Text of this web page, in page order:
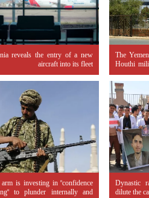
The
Houthi
reveals the entry of a new
aircraft into its fleet
Dynastic
dilute the
arm is investing in "confidence
to plunder internally and